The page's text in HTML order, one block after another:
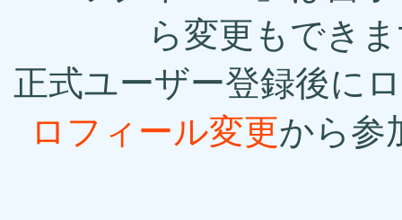
ら変更もでき
正式ユーザー登録後に
ロフィール変更から参